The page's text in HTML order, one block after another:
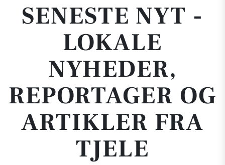
SENESTE NYT -
LOKALE
NYHEDER,
REPORTAGER OG
ARTIKLER FRA
TJELE